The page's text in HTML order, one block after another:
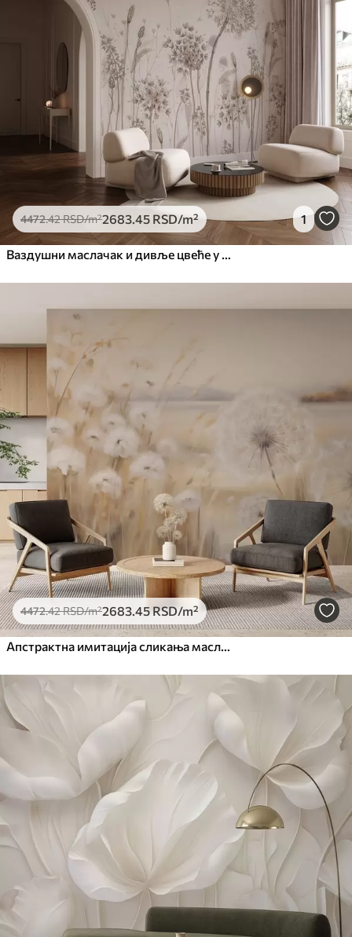
4472.42RSD/m²2683.45 RSD/m² 1
Ваздушни маслачак и дивље цвеће у акварел стилу
4472.42RSD/m²2683.45RSD/m²
Апстрактна имитација сликања маслачака